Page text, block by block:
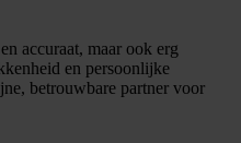
accuraat, maar ook erg
en persoonlijke
betrouwbare partner voor